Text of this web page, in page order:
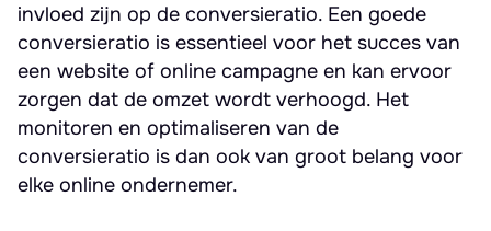
invloed zijn op de conversieratio. Een goede
conversieratio is essentieel voor het succes van
een website of online campagne en kan ervoor
zorgen dat de omzet wordt verhoogd. Het
monitoren en optimaliseren van de
conversieratio is dan ook van groot belang voor
elke online ondernemer.